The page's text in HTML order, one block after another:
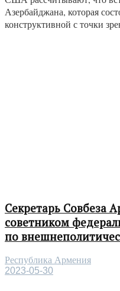
Азербайджана, которая
конструктивной с точки
Секретарь Совбеза
советником
по
Республика Армения
2023-05-30